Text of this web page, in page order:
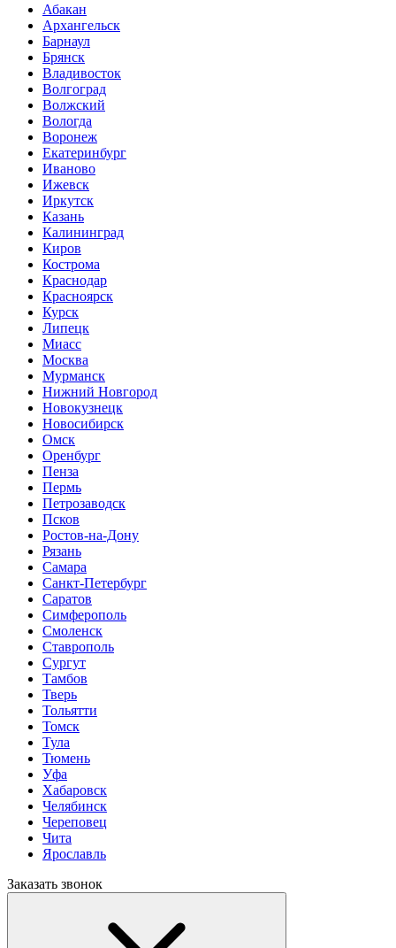
Абакан
Архангельск
Барнаул
Брянск
Владивосток
Волгоград
Волжский
Вологда
Воронеж
Екатеринбург
Иваново
Ижевск
Иркутск
Казань
Калининград
Киров
Кострома
Краснодар
Красноярск
Курск
Липецк
Миасс
Москва
Мурманск
Нижний Новгород
Новокузнецк
Новосибирск
Омск
Оренбург
Пенза
Пермь
Петрозаводск
Псков
Ростов-на-Дону
Рязань
Самара
Санкт-Петербург
Саратов
Симферополь
Смоленск
Ставрополь
Сургут
Тамбов
Тверь
Тольятти
Томск
Тула
Тюмень
Уфа
Хабаровск
Челябинск
Череповец
Чита
Ярославль
Заказать звонок